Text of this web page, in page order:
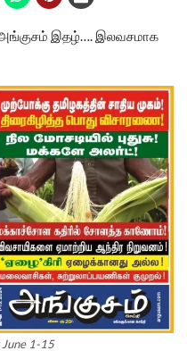
அங்குசம் இதழ்…. இலவசமாக
1-15